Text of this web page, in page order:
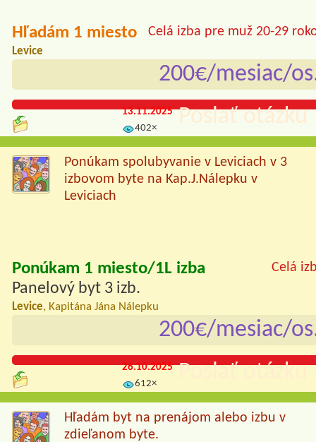
Celá izba pre muž 20-29
Hľadám 1 miesto
Levice
200€/mesiac/
Poslať otázku
13.11.2025
402×
Ponúkam spolubyvanie v Leviciach v 3
izbovom byte na Kap.J.Nálepku v
Leviciach
Celá
Ponúkam 1 miesto/1L izba
Panelový byt 3 izb.
Levice, Kapitána Jána Nálepku
200€/mesiac/
Poslať otázku
26.10.2025
612×
Hľadám byt na prenájom alebo izbu v
zdieľanom byte.